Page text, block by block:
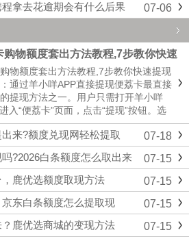
07-06
拿去花逾期会有什么后果
购物额度套出方法教程,7步教你快速
物额度套出方法教程,7步教你快速提现
通过羊小咩APP直接提现便荔卡最直接
的提现方法之一。用户只需打开羊小咩
入“便荔卡”页面，点击“提现”按钮。选
银行卡提现”，按照提示输入提现金额和
息，确认无误后提交申请。系统将会进
核，审核通过后，资金将在几分钟内到
银行卡内...
07-18
来?额度兑现网轻松提取
07-15
?2026白条额度怎么取出来
07-15
鹿优选额度取现方法
07-15
东白条额度怎么提取现
07-15
鹿优选商城的变现方法